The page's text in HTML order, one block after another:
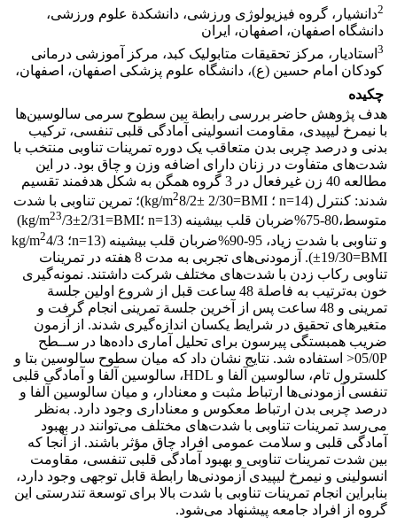
2دانشیار، گروه فیزیولوژی ورزشی، دانشکدة علوم ورزشی،
دانشگاه اصفهان، اصفهان، ایران
3 استادیار، مرکز تحقیقات متابولیک کبد، مرکز آموزشی درمانی
کودکان امام حسین (ع)، دانشگاه علوم پزشکی اصفهان، اصفهان،
چکیده
هدف پژوهش حاضر بررسی رابطة بین سطوح سرمی سالوسین‌ها
با نیمرخ لیپیدی، مقاومت انسولینی آمادگی قلبی تنفسی، ترکیب
بدنی و درصد چربی بدن متعاقب یک دوره تمرینات تناوبی منتخب با
شدت‌های متفاوت در زنان دارای اضافه ‌وزن و چاق بود. در این
مطالعه 40 زن غیرفعال در 3 گروه همگن به شکل هدفمند تقسیم
شدند: کنترل (14=n ؛ kg/m
2
8/2± 2/30=BMI)؛ تمرین تناوبی با شدت
متوسط،80-75%ضربان قلب بیشینه (13=n ؛kg/m
23
/3±2/31=BMI)
و تناوبی با شدت زیاد، 95-90%ضربان قلب بیشینه (13=n؛ kg/m
24/3
±19/30=BMI). آزمودنی‌های تجربی به مدت 8 هفته در تمرینات
تناوبی رکاب زدن با شدت‌های مختلف شرکت داشتند. نمونه‌گیری
خون به‌ترتیب به فاصلة 48 ساعت قبل از شروع اولین جلسة
تمرینی و 48 ساعت پس از آخرین جلسة تمرینی انجام گرفت و
متغیرهای تحقیق در شرایط یکسان اندازه‌گیری شدند. از آزمون‌
ضریب همبستگی پیرسون برای تحلیل آماری داده‌ها در ســطح
05/0P< استفاده شد. نتایج نشان داد که میان سطوح سالوسین بتا و
کلسترول تام، سالوسین آلفا و HDL، سالوسین آلفا و آمادگی قلبی
تنفسی آزمودنی‌ها ارتباط مثبت و معنادار، و میان سالوسین آلفا و
درصد چربی بدن ارتباط معکوس و معناداری وجود دارد. به‌نظر
می‌رسد تمرینات تناوبی با شدت‌های مختلف می‌توانند در بهبود
آمادگی قلبی و سلامت عمومی افراد چاق مؤثر باشند. از آنجا که
بین شدت تمرینات تناوبی و بهبود آمادگی قلبی تنفسی، مقاومت
انسولینی و نیمرخ لیپیدی آزمودنی‌ها رابطة قابل توجهی وجود دارد،
بنابراین انجام تمرینات تناوبی با شدت بالا برای توسعة تندرستی این
گروه از افراد جامعه پیشنهاد می‌شود.